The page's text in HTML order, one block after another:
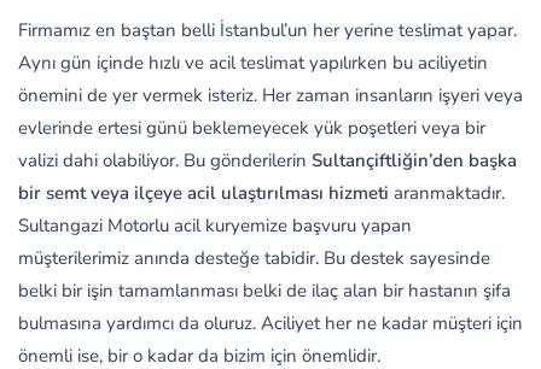
Firmamız en baştan belli İstanbul’un her yerine teslimat yapar.
Aynı gün içinde hızlı ve acil teslimat yapılırken bu aciliyetin
önemini de yer vermek isteriz. Her zaman insanların işyeri veya
evlerinde ertesi günü beklemeyecek yük poşetleri veya bir
valizi dahi olabiliyor. Bu gönderilerin Sultançiftliğin’den başka
bir semt veya ilçeye acil ulaştırılması hizmeti aranmaktadır.
Sultangazi Motorlu acil kuryemize başvuru yapan
müşterilerimiz anında desteğe tabidir. Bu destek sayesinde
belki bir işin tamamlanması belki de ilaç alan bir hastanın şifa
bulmasına yardımcı da oluruz. Aciliyet her ne kadar müşteri için
önemli ise, bir o kadar da bizim için önemlidir.